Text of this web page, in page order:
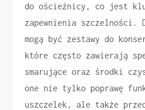
do ościeżnicy, co jest
zapewnienia szczelności.
mogą być zestawy do
które często zawierają
smarujące oraz środki
one nie tylko poprawę
uszczelek, ale także